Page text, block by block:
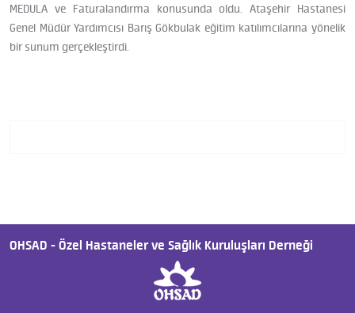
MEDULA ve Faturalandırma konusunda oldu. Ataşehir Hastanesi
Genel Müdür Yardımcısı Barış Gökbulak eğitim katılımcılarına yönelik
bir sunum gerçekleştirdi.
OHSAD - Özel Hastaneler ve Sağlık Kuruluşları Derneği